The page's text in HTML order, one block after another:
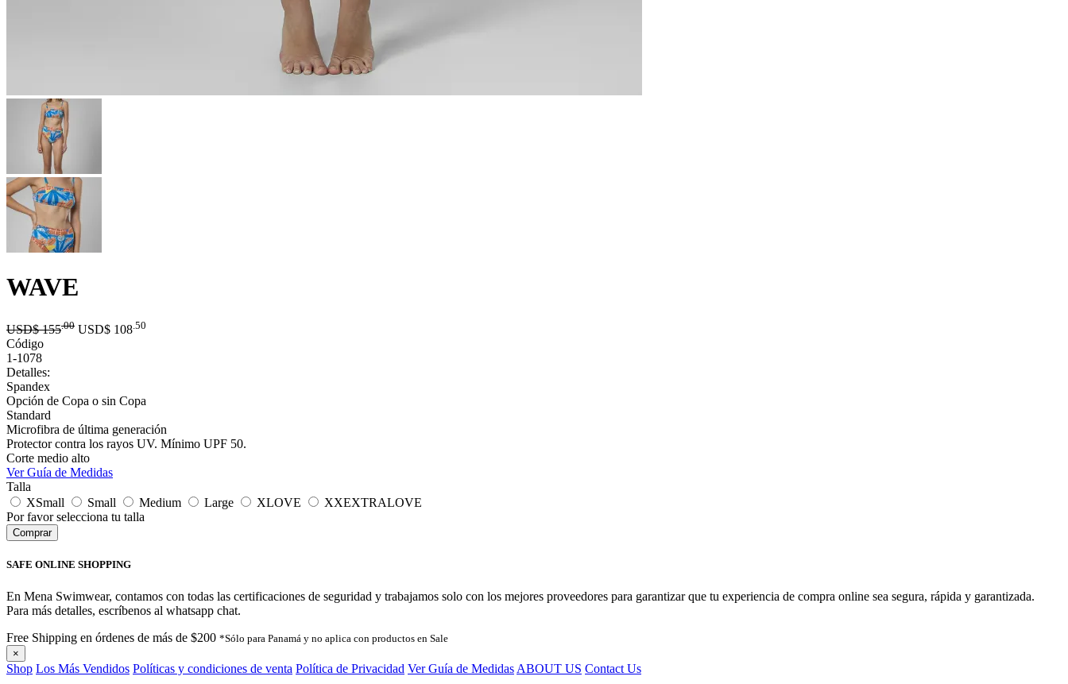
WAVE
USD$155.00 USD$ 108 .50
Código
1-1078
Detalles:
Spandex
Opción de Copa o sin Copa
Standard
Microfibra de última generación
Protector contra los rayos UV. Mínimo UPF 50.
Corte medio alto
Ver Guía de Medidas
Talla
XSmall
Small Medium Large XLOVE
XXEXTRALOVE
Por favor selecciona tu talla
SAFE ONLINE SHOPPING
En Mena Swimwear, contamos con todas las certificaciones de seguridad y trabajamos solo con los mejores proveedores para garantizar que tu experiencia de compra online sea segura, rápida y garantizada.
Para más detalles, escríbenos al whatsapp chat.
Free Shipping en órdenes de más de $200 *Sólo para Panamá y no aplica con productos en Sale
×
Shop Los Más Vendidos Políticas y condiciones de venta Política de Privacidad Ver Guía de Medidas ABOUT US Contact Us